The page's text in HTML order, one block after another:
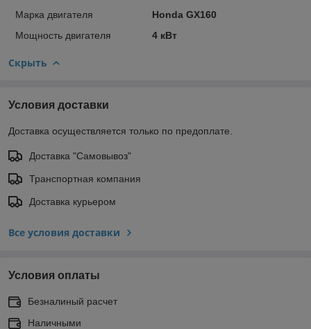
Марка двигателя
Honda GX160
Мощность двигателя
4 кВт
Скрыть
Условия доставки
Доставка осуществляется только по предоплате.
Доставка "Самовывоз"
Транспортная компания
Доставка курьером
Все условия доставки
Условия оплаты
Безналиный расчет
Наличными